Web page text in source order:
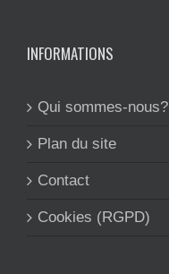
INFORMATIONS
Qui sommes-nous?
Plan du site
Contact
Cookies (RGPD)